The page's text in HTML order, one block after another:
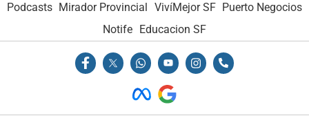
Podcasts Mirador Provincial VivíMejor SF Puerto Negocios
Notife
Educacion SF